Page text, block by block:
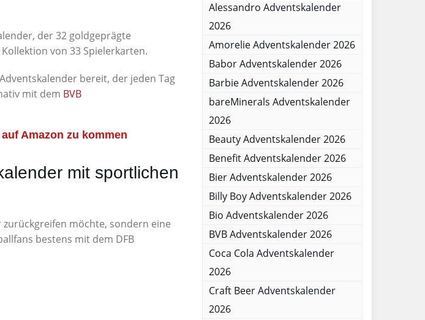
der 32 goldgeprägte
von 33 Spielerkarten.
bereit, der jeden Tag
mit dem BVB
Amazon zu kommen
mit sportlichen
möchte, sondern eine
bestens mit dem DFB
Alessandro Adventskalender
2026
Amorelie Adventskalender 2026
Babor Adventskalender 2026
Barbie Adventskalender 2026
bareMinerals Adventskalender
2026
Beauty Adventskalender 2026
Benefit Adventskalender 2026
Bier Adventskalender 2026
Billy Boy Adventskalender 2026
Bio Adventskalender 2026
BVB Adventskalender 2026
Coca Cola Adventskalender
2026
Craft Beer Adventskalender
2026